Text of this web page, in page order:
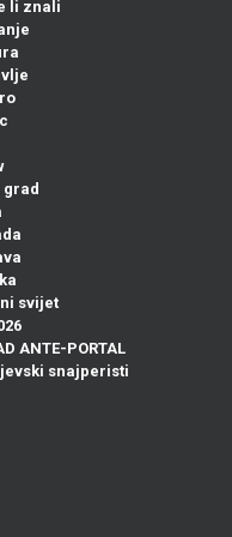
li znali
grad
svijet
ANTE-PORTAL
snajperisti